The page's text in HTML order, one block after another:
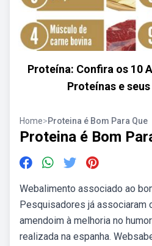
Proteína: Confira os 10
Proteínas e
Home>Proteina é Bom Para Que
Proteina é Bom
Webalimento associado ao
Pesquisadores já associaram
amendoim à melhoria no
realizada na espanha.